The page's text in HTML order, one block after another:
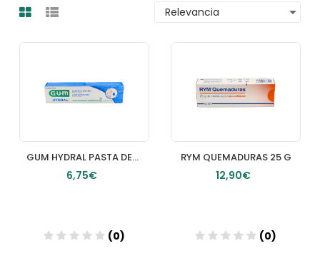
GUM HYDRAL PASTA DENTIFRICA 1 ENVASE 75 ML
6,75€
(0)
RYM QUEMADURAS 25 G
12,90€
(0)